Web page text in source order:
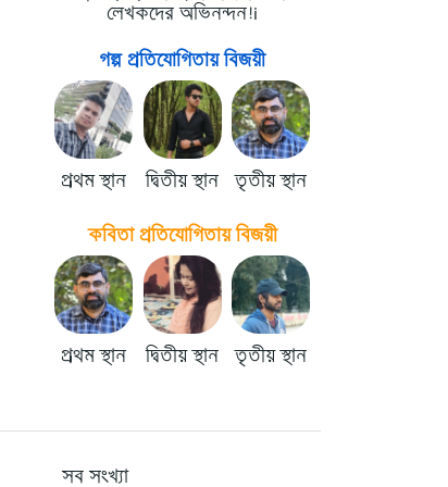
লেখকদের অভিনন্দন!i
গল্প প্রতিযোগিতায় বিজয়ী
প্রথম স্থান দ্বিতীয় স্থান তৃতীয় স্থান
কবিতা প্রতিযোগিতায় বিজয়ী
প্রথম স্থান দ্বিতীয় স্থান তৃতীয় স্থান
সব সংখ্যা